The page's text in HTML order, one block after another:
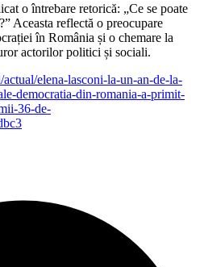
o întrebare retorică: „Ce se poate
Aceasta reflectă o preocupare
în România și o chemare la
actorilor politici și sociali.
elena-lasconi-la-un-an-de-la-
democratia-din-romania-a-primit-
36-de-